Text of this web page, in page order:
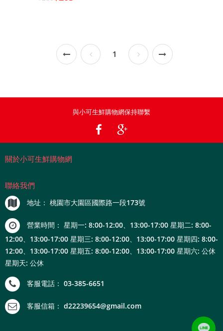
1
與小可生鮮購物網保持聯繫
關於小可生鮮購物網
聯絡我們
地址： 桃園市大園區國際路一段173號
營業時間： 星期一: 8:00-12:00、13:00-17:00 星期二: 8:00-
12:00、13:00-17:00 星期三: 8:00-12:00、13:00-17:00 星期四: 8:00-
12:00、13:00-17:00 星期五: 8:00-12:00、13:00-17:00 星期六: 公休
星期天: 公休
客服電話： 03-385-6651
客服信箱： d22239654@gmail.com